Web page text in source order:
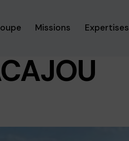
Missions Expertises